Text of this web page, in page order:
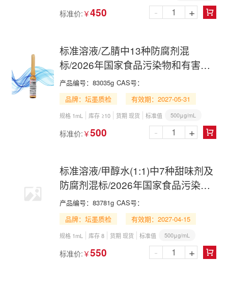
标准价: ￥450 
- +
标准溶液/乙腈中13种防腐剂混
标/2026年国家食品污染物和有害因
素风险监测工作手册 第七节(一)
产品编号： 83035g CAS号：
品牌：坛墨质检
有效期：2027-05-31
规格 1mL 库存 ≥10 货期 现货 标准值 500μg/mL
标准价: ￥500 
- +
标准溶液/甲醇水(1:1)中7种甜味剂及
防腐剂混标/2026年国家食品污染物
和有害因素风险监测工作手册 第七
节(三)-GC
产品编号： 83781g CAS号：
品牌：坛墨质检
有效期：2027-04-15
规格 1mL 库存 8 货期 现货 标准值 500μg/mL
标准价: ￥550 
- +